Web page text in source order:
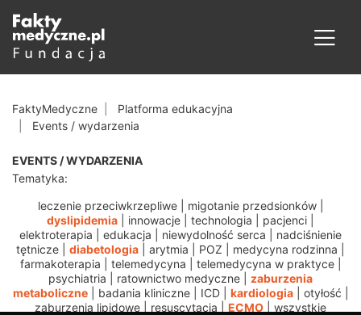
FaktyMedyczne
Platforma edukacyjna
Events / wydarzenia
EVENTS / WYDARZENIA
Tematyka:
leczenie przeciwkrzepliwe| migotanie przedsionków|
dyslipidemia
innowacje technologia pacjenci
elektroterapia
edukacja niewydolność serca
nadciśnienie
tętnicze
diabetologia arytmia POZ medycyna rodzinna
farmakoterapia
telemedycyna telemedycyna w praktyce|
psychiatria
ratownictwo medyczne
zaburzenia
metaboliczne| badania kliniczne| ICD| kardiologia| otyłość
zaburzenia lipidowe
resuscytacja ECMO wszystkie